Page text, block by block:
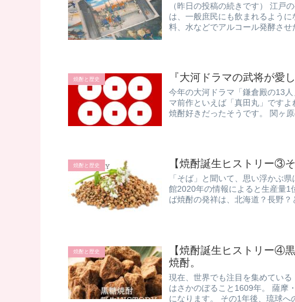
（昨日の投稿の続きです） 江戸
は、一般庶民にも飲まれるよう
料、水などでアルコール発酵させ
焼酎と歴史 『大河ドラマの武将が愛
今年の大河ドラマ「鎌倉殿の13
マ前作といえば「真田丸」です
焼酎好きだったそうです。 関ヶ
焼酎と歴史 【焼酎誕生ヒストリー③
「そば」と聞いて、思い浮かぶ
館2020年の情報によると生産量1
ば焼酎の発祥は、北海道？長野
焼酎と歴史
【焼酎誕生ヒストリー④
焼酎。
現在、世界でも注目を集めてい
はさかのぼること1609年。 薩摩
になります。 その1年後、琉球へ